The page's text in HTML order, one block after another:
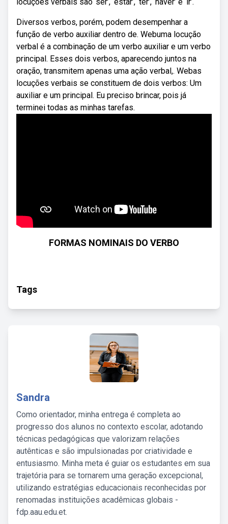
Diversos verbos, porém, podem desempenhar a
função de verbo auxiliar dentro de. Webuma locução
verbal é a combinação de um verbo auxiliar e um verbo
principal. Esses dois verbos, aparecendo juntos na
oração, transmitem apenas uma ação verbal,. Webas
locuções verbais se constituem de dois verbos: Um
auxiliar e um principal. Eu preciso brincar, pois já
terminei todas as minhas tarefas.
FORMAS NOMINAIS DO VERBO
Tags
Sandra
Como orientador, minha entrega é completa ao
progresso dos alunos no contexto escolar, adotando
técnicas pedagógicas que valorizam relações
autênticas e são impulsionadas por criatividade e
entusiasmo. Minha meta é guiar os estudantes em sua
trajetória para se tornarem uma geração excepcional,
utilizando estratégias educacionais reconhecidas por
renomadas instituições acadêmicas globais -
fdp.aau.edu.et.